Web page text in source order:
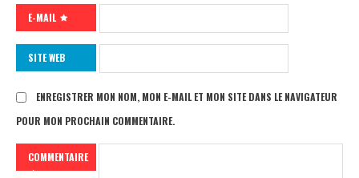
E-MAIL
SITE WEB
ENREGISTRER MON NOM, MON E-MAIL ET MON SITE DANS LE NAVIGATEUR
POUR MON PROCHAIN COMMENTAIRE.
COMMENTAIRE